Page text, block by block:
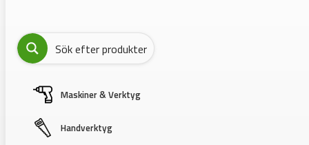
Maskiner & Verktyg
Handverktyg